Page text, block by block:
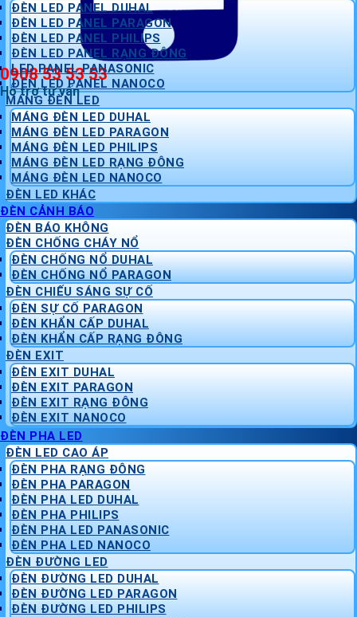
0908 53 53 53
Hỗ trợ tư vấn
ĐÈN LED PANEL DUHAL
ĐÈN LED PANEL PARAGON
ĐÈN LED PANEL PHILIPS
ĐÈN LED PANEL RẠNG ĐÔNG
LED PANEL PANASONIC
ĐÈN LED PANEL NANOCO
MÁNG ĐÈN LED
MÁNG ĐÈN LED DUHAL
MÁNG ĐÈN LED PARAGON
MÁNG ĐÈN LED PHILIPS
MÁNG ĐÈN LED RẠNG ĐÔNG
MÁNG ĐÈN LED NANOCO
ĐÈN LED KHÁC
ĐÈN CẢNH BÁO
ĐÈN BÁO KHÔNG
ĐÈN CHỐNG CHÁY NỔ
ĐÈN CHỐNG NỔ DUHAL
ĐÈN CHỐNG NỔ PARAGON
ĐÈN CHIẾU SÁNG SỰ CỐ
ĐÈN SỰ CỐ PARAGON
ĐÈN KHẨN CẤP DUHAL
ĐÈN KHẨN CẤP RẠNG ĐÔNG
ĐÈN EXIT
ĐÈN EXIT DUHAL
ĐÈN EXIT PARAGON
ĐÈN EXIT RẠNG ĐÔNG
ĐÈN EXIT NANOCO
ĐÈN PHA LED
ĐÈN LED CAO ÁP
ĐÈN PHA RẠNG ĐÔNG
ĐÈN PHA PARAGON
ĐÈN PHA LED DUHAL
ĐÈN PHA PHILIPS
ĐÈN PHA LED PANASONIC
ĐÈN PHA LED NANOCO
ĐÈN ĐƯỜNG LED
ĐÈN ĐƯỜNG LED DUHAL
ĐÈN ĐƯỜNG LED PARAGON
ĐÈN ĐƯỜNG LED PHILIPS